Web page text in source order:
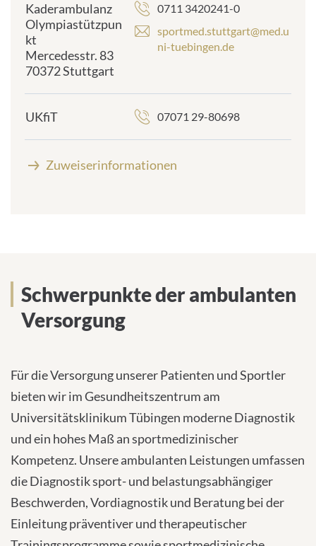
Kaderambulanz
Olympiastützpun
kt
Mercedesstr. 83
70372 Stuttgart
0711 3420241-0
sportmed.stuttgart@med.u
ni-tuebingen.de
UKfiT 07071 29-80698
Zuweiserinformationen
Schwerpunkte der ambulanten
Versorgung
Für die Versorgung unserer Patienten und Sportler
bieten wir im Gesundheitszentrum am
Universitätsklinikum Tübingen moderne Diagnostik
und ein hohes Maß an sportmedizinischer
Kompetenz. Unsere ambulanten Leistungen umfassen
die Diagnostik sport- und belastungsabhängiger
Beschwerden, Vordiagnostik und Beratung bei der
Einleitung präventiver und therapeutischer